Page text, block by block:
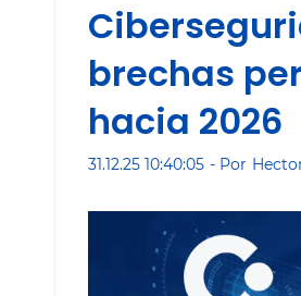
brechas
hacia 2026
31.12.25 10:40:05 - Por